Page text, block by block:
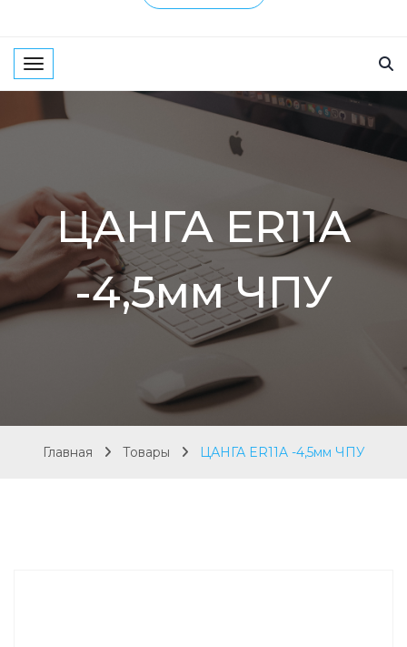
Toggle navigation
ЦАНГА ER11A
-4,5мм ЧПУ
Главная Товары ЦАНГА ER11A -4,5мм ЧПУ